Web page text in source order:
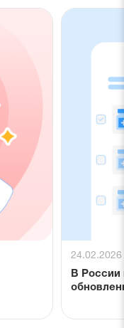
24.02.2026
В России